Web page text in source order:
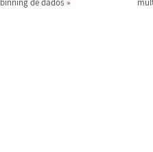
binning de dados